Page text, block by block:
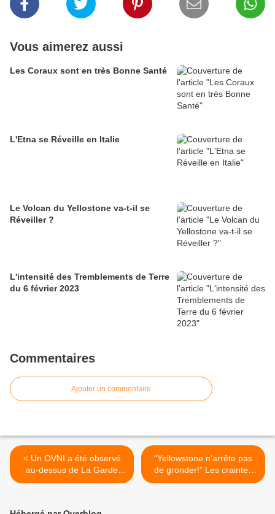
Vous aimerez aussi
Les Coraux sont en très Bonne Santé
L'Etna se Réveille en Italie
Le Volcan du Yellostone va-t-il se
Réveiller ?
L'intensité des Tremblements de Terre
du 6 février 2023
Commentaires
Ajouter un commentaire
< Un OVNI a été observé
au-dessus de La Garde
dans le Var
“Yellowstone n’arrête pas
de gronder!” Les craintes
d’une éruption du